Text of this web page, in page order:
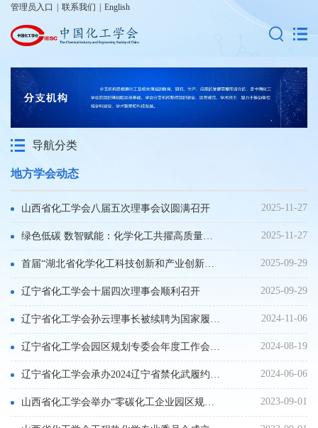
管理员入口 联系我们 English
导航分类
地方学会动态
山西省化工学会八届五次理事会议圆满召开 2025-11-27
绿色低碳 数智赋能：化学化工共擢高质量发展新篇章-“第十届山西省化学化工论坛暨山西省化工学会2025学术年会”圆满召开 2025-11-27
首届“湖北省化学化工科技创新和产业创新发展论坛”暨第九届“湖北省化学化工青年科学家论坛”在黄石成功召开 2025-09-29
辽宁省化工学会十届四次理事会顺利召开 2025-09-29
辽宁省化工学会孙云理事长被续聘为国家履行《禁止化学武器公约》专家委员会委员 2024-11-06
辽宁省化工学会园区规划专委会年度工作会议在沈召开 2024-08-19
辽宁省化工学会承办2024辽宁省禁化武履约能力培训班 在营口成功举办 2024-06-06
山西省化工学会举办“零碳化工企业园区规划与实施高级研修班 2023-09-01